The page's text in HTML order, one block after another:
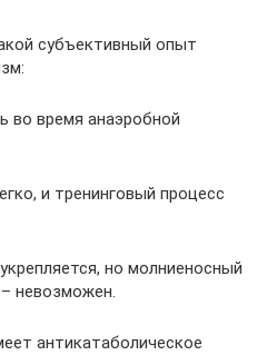
субъективный опыт
во время анаэробной
и тренинговый процесс
но молниеносный
невозможен.
антикатаболическое